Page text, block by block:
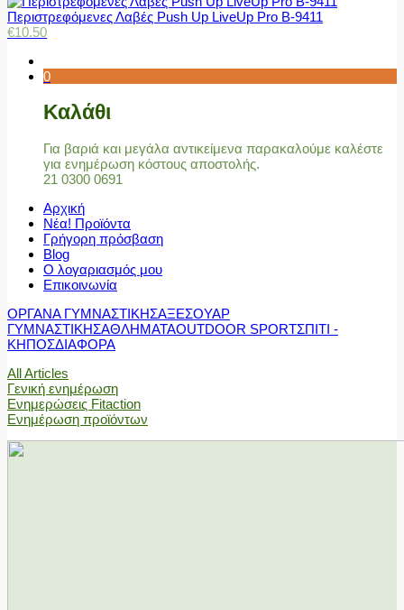
Περιστρεφόμενες Λαβές Push Up LiveUp Pro Β-9411
€10.50
0
Καλάθι
Για βαριά και μεγάλα αντικείμενα παρακαλούμε καλέστε
για ενημέρωση κόστους αποστολής.
21 0300 0691
Αρχική
Νέα! Προϊόντα
Γρήγορη πρόσβαση
Blog
Ο λογαριασμός μου
Επικοινωνία
ΟΡΓΑΝΑ ΓΥΜΝΑΣΤΙΚΗΣΑΞΕΣΟΥΑΡ
ΓΥΜΝΑΣΤΙΚΗΣΑΘΛΗΜΑΤΑOUTDOOR SPORTΣΠΙΤΙ -
ΚΗΠΟΣΔΙΑΦΟΡΑ
All Articles
Γενική ενημέρωση
Ενημερώσεις Fitaction
Ενημέρωση προϊόντων